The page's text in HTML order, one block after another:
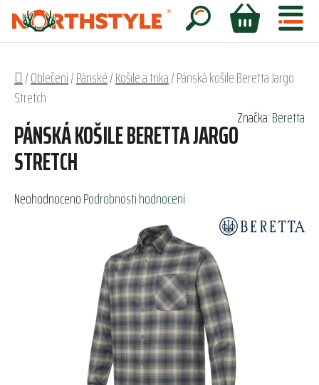
Přejít
obsah
Hledat
NÁKUPNÍ
Domů
/Oblečení/Pánské/Košile a trika/Pánská košile Beretta Jargo
Stretch
PÁNSKÁ KOŠILE BERETTA JARGO
STRETCH
Průměrné
NeohodnocenoPodrobnosti hodnocení
Značka:Beretta